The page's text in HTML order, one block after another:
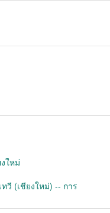
ใหม่
วี (เชียงใหม่) -- การ